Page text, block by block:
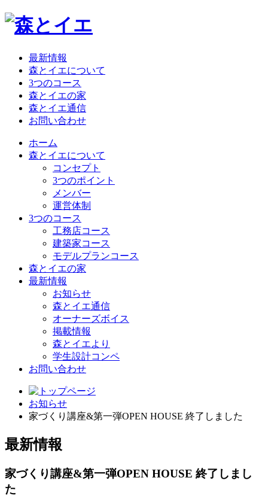
最新情報
森とイエについて
3つのコース
森とイエの家
森とイエ通信
お問い合わせ
ホーム
森とイエについて
コンセプト
3つのポイント
メンバー
運営体制
3つのコース
工務店コース
建築家コース
モデルプランコース
森とイエの家
最新情報
お知らせ
森とイエ通信
オーナーズボイス
掲載情報
森とイエより
学生設計コンペ
お問い合わせ
お知らせ
家づくり講座&第一弾OPEN HOUSE 終了しました
最新情報
家づくり講座&第一弾OPEN HOUSE 終了しまし
た